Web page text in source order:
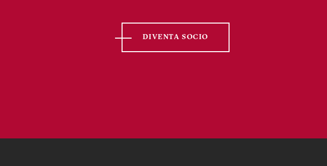
DIVENTA SOCIO